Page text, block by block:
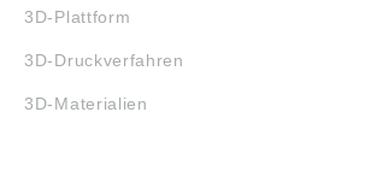
3D-Plattform
3D-Druckverfahren
3D-Materialien